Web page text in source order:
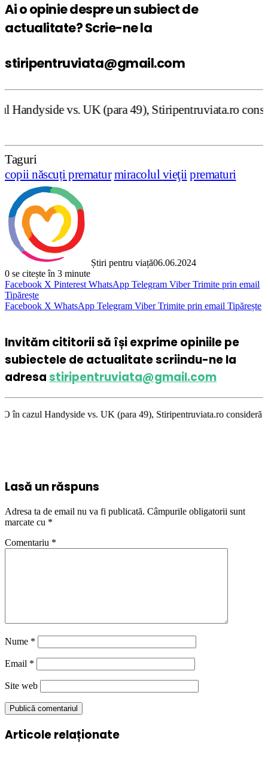
Ai o opinie despre un subiect de
actualitate? Scrie-ne la
stiripentruviata@gmail.com
(para 49), Stiripentruviata.ro consideră că
Taguri
copii născuți prematur miracolul vieţiiprematuri
Știri pentru viață06.06.2024
0 se citește în 3 minute
Facebook X Pinterest WhatsApp Telegram Viber Trimite prin email
Tipărește
Facebook X WhatsApp Telegram Viber Trimite prin email Tipărește
Invităm cititorii să își exprime opiniile pe
subiectele de actualitate scriindu-ne la
adresastiripentruviata@gmail.com
vs. UK (para 49), Stiripentruviata.ro consideră că
Lasă un răspuns
Adresa ta de email nu va fi publicată. Câmpurile obligatorii sunt
marcate cu *
Comentariu *
Nume *
Email *
Site web
Articole relaționate